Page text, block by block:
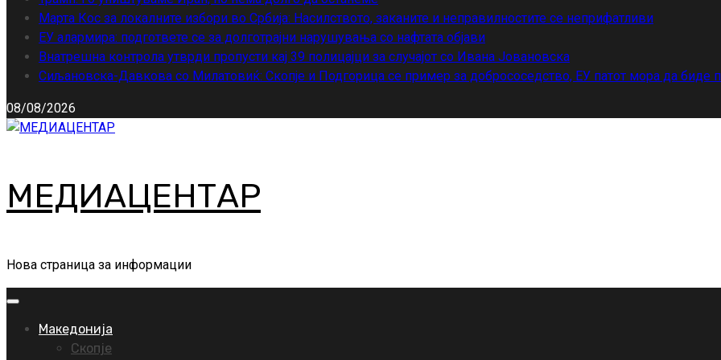
Марта Кос за локалните избори во Србија: Насилството, заканите и неправилностите се неприфатливи
ЕУ алармира: подгответе се за долготрајни нарушувања со нафтата објави
Внатрешна контрола утврди пропусти кај 39 полицајци за случајот со Ивана Јовановска
Сиљановска-Давкова со Милатовиќ: Скопје и Подгорица се пример за добрососедство, ЕУ патот мора да биде
08/08/2026
МЕДИАЦЕНТАР
Нова страница за информации
Primary
Македонија
Скопје